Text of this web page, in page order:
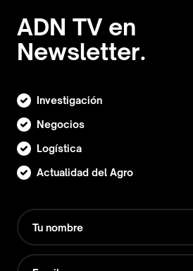
ADN TV en
Newsletter.
Investigación
Negocios
Logística
Actualidad del Agro